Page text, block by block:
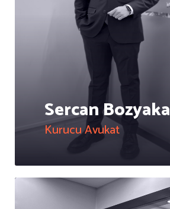
Sercan Bozyaka
Kurucu Avukat